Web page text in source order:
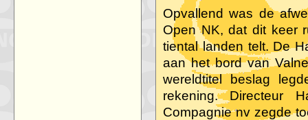
Opvallend was de
Open NK, dat dit keer
tiental landen telt. De
aan het bord van
wereldtitel beslag
rekening. Directeur
Compagnie nv zegde